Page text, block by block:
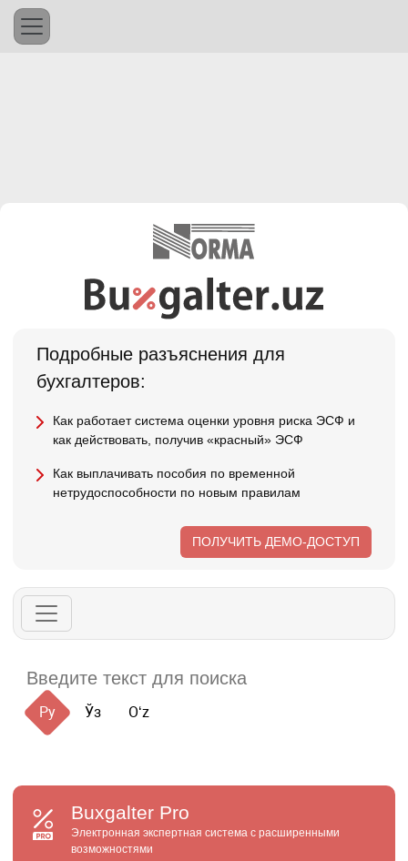
Подробные разъяснения для
бухгалтеров:
Как работает система оценки уровня риска ЭСФ и
как действовать, получив «красный» ЭСФ
Как выплачивать пособия по временной
нетрудоспособности по новым правилам
ПОЛУЧИТЬ ДЕМО-ДОСТУП
Ру Ўз Oʻz
Buxgalter Pro
Электронная экспертная система с расширенными
возможностями